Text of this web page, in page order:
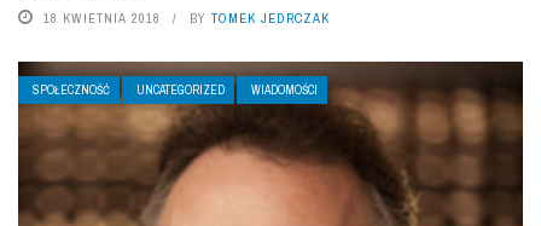
18 KWIETNIA 2018 BY TOMEK JEDRCZAK
SPOŁECZNOŚĆ UNCATEGORIZED WIADOMOŚCI